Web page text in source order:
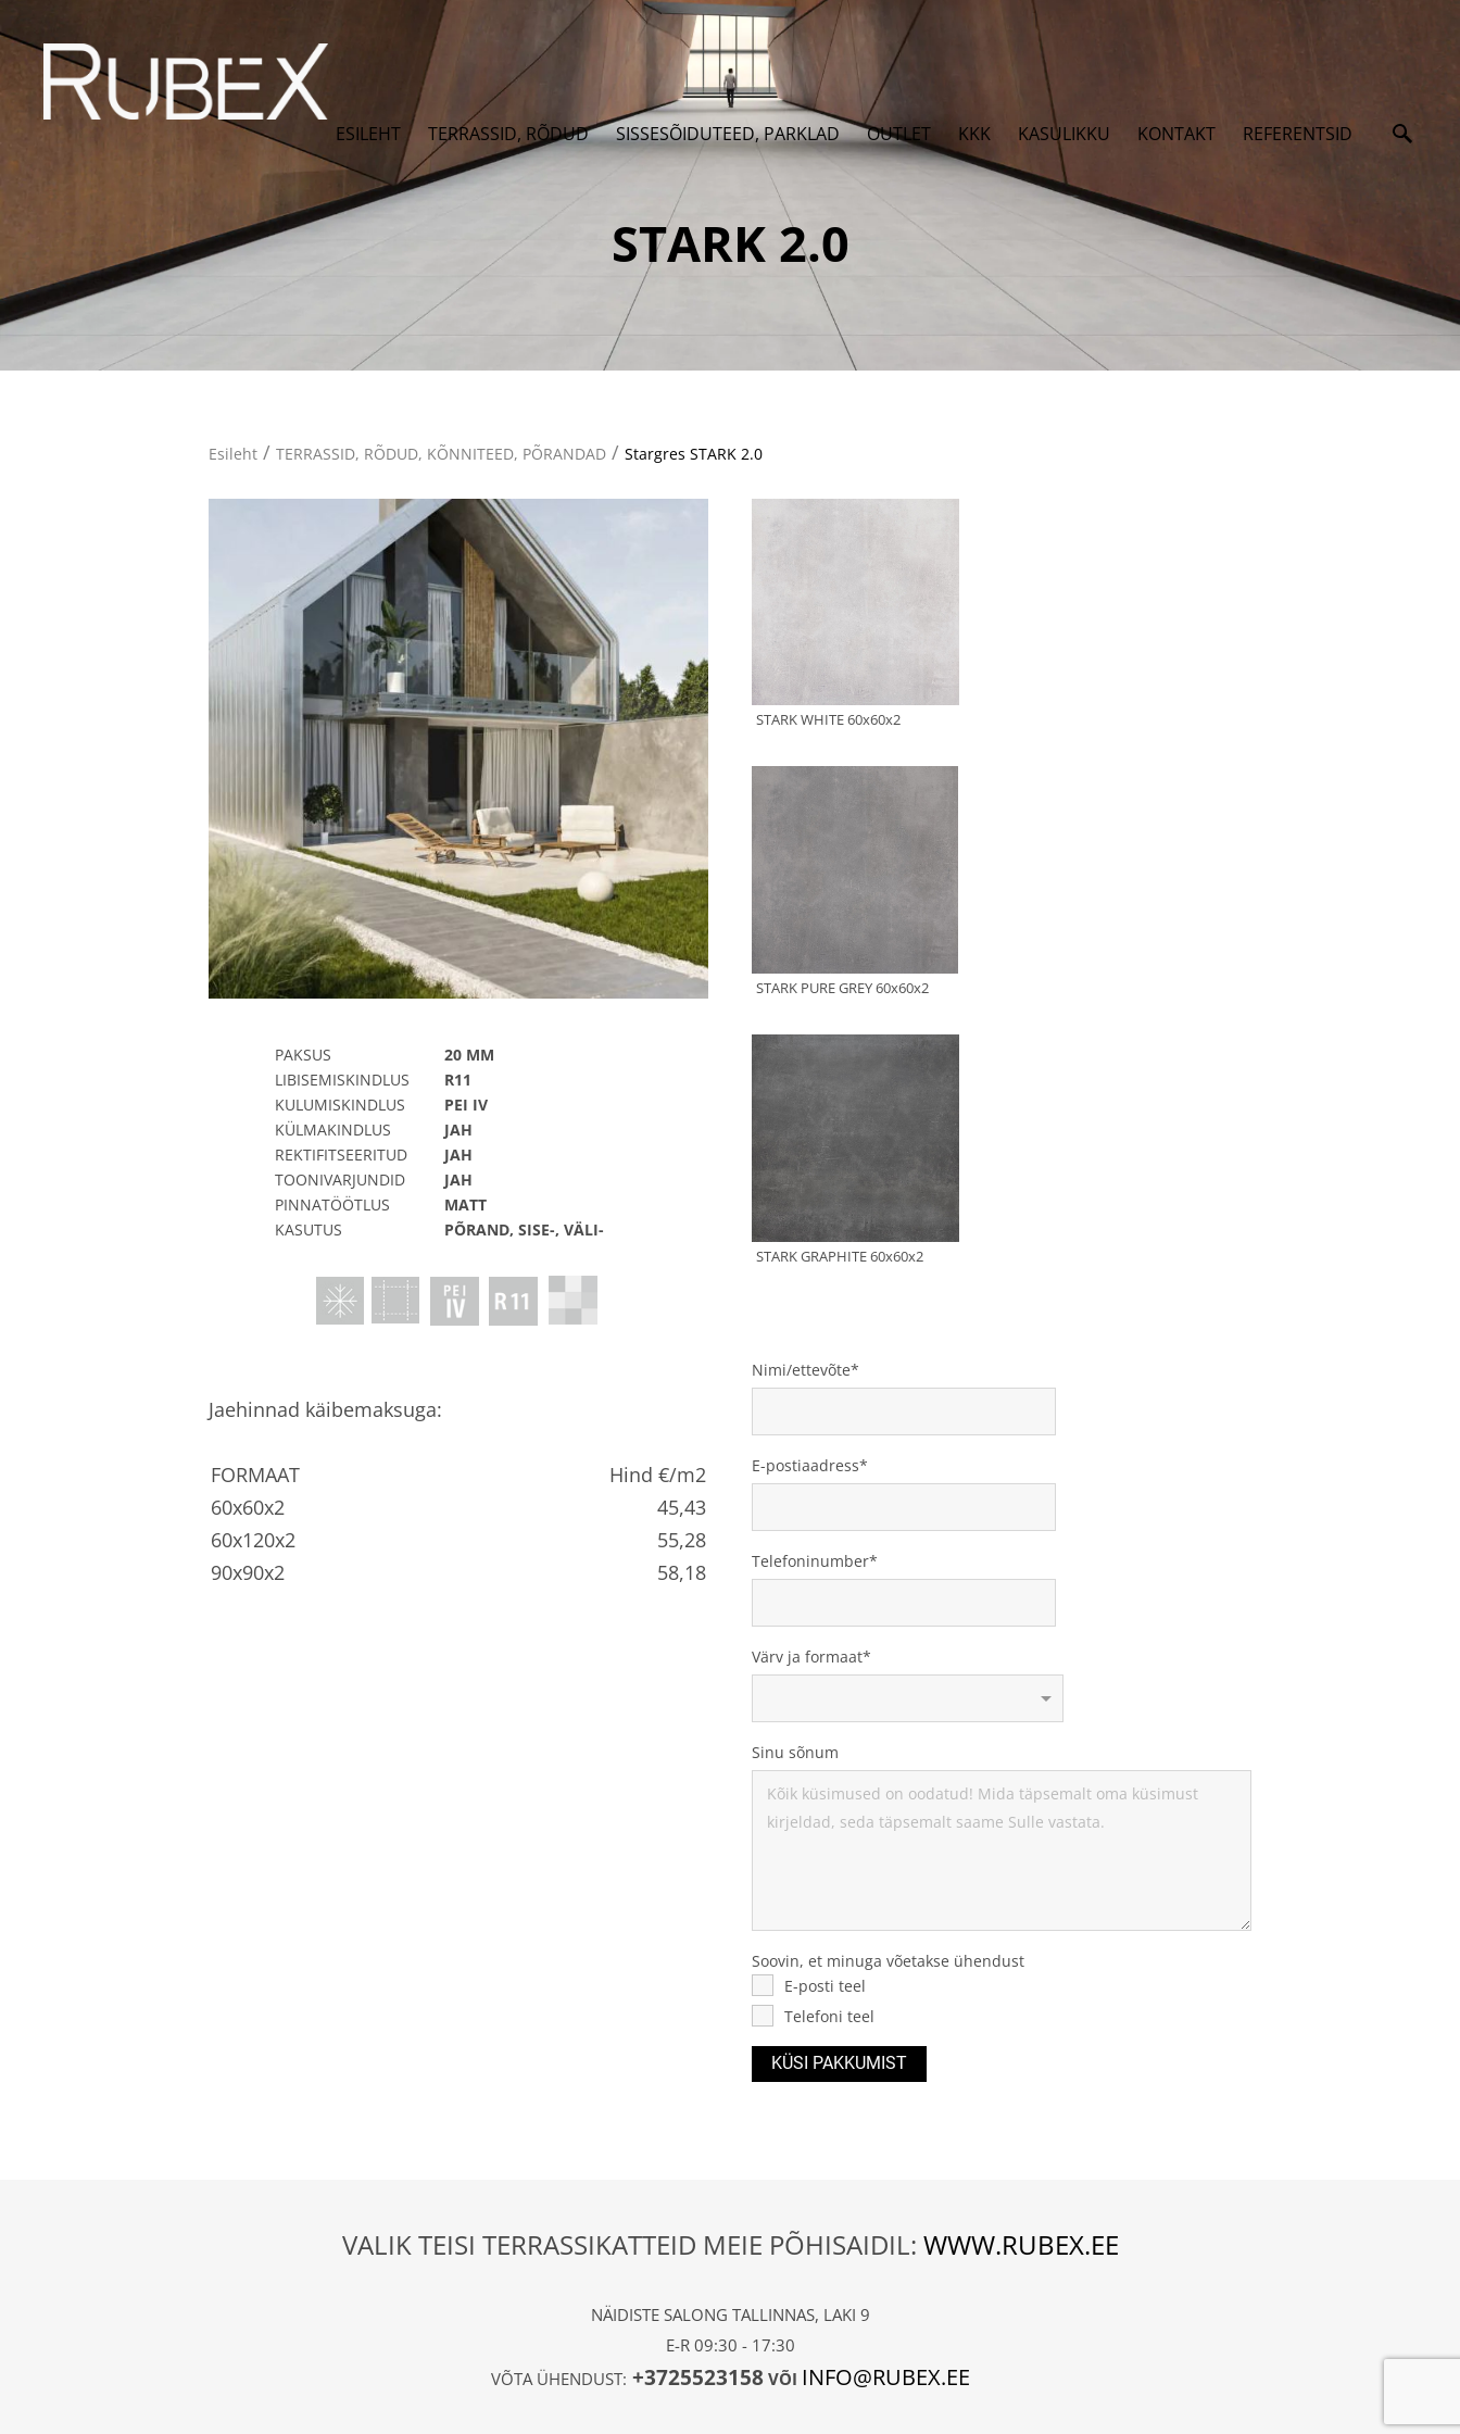
ESILEHT TERRASSID, RÕDUD SISSESÕIDUTEED, PARKLAD OUTLET KKK KASULIKKU KONTAKT REFERENTSID
STARK 2.0
Esileht / TERRASSID, RÕDUD, KÕNNITEED, PÕRANDAD / Stargres STARK 2.0
PAKSUS
20 MM
LIBISEMISKINDLUS
R11
KULUMISKINDLUS
PEI IV
KÜLMAKINDLUS
JAH
REKTIFITSEERITUD
JAH
TOONIVARJUNDID
JAH
PINNATÖÖTLUS
MATT
KASUTUS
PÕRAND, SISE-, VÄLI-
Jaehinnad käibemaksuga:
FORMAAT
Hind €/m2
60x60x2
45,43
60x120x2
55,28
90x90x2
58,18
Nimi/ettevõte
E-postiaadress
Telefoninumber
Värv ja formaat
Sinu sõnum
Soovin, et minuga võetakse ühendust
E-posti teel
Telefoni teel
VALIK TEISI TERRASSIKATTEID MEIE PÕHISAIDIL: WWW.RUBEX.EE
NÄIDISTE SALONG TALLINNAS, LAKI 9
E-R 09:30 - 17:30
VÕTA ÜHENDUST: +3725523158 VÕI INFO@RUBEX.EE